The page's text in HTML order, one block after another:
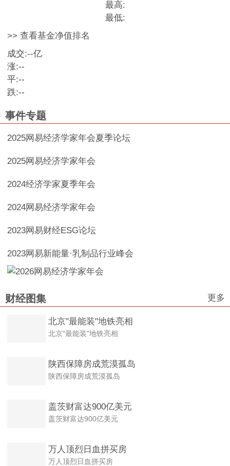
最高:
最低:
>> 查看基金净值排名
成交:--亿
涨:--
平:--
跌:--
事件专题
2025网易经济学家年会夏季论坛
2025网易经济学家年会
2024经济学家夏季年会
2024网易经济学家年会
2023网易财经ESG论坛
2023网易新能量·乳制品行业峰会
财经图集 更多
北京"最能装"地铁亮相
北京"最能装"地铁亮相
陕西保障房成荒漠孤岛
陕西保障房成荒漠孤岛
盖茨财富达900亿美元
盖茨财富达900亿美元
万人顶烈日血拼买房
万人顶烈日血拼买房